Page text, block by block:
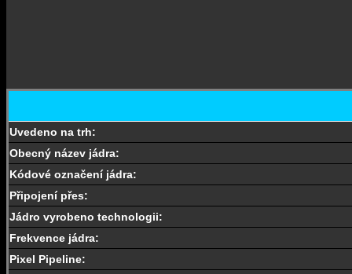
Uvedeno na trh:
Obecný název jádra:
Kódové označení jádra:
Připojení přes:
Jádro vyrobeno technologii:
Frekvence jádra:
Pixel Pipeline: